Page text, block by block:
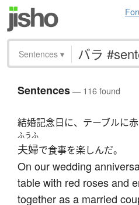
Sentences ▾
Sentences— 116 found
結婚記念日に、テーブルに
ふうふ
夫婦で食事を楽しんだ。
On our wedding
table with red roses and
together as a married